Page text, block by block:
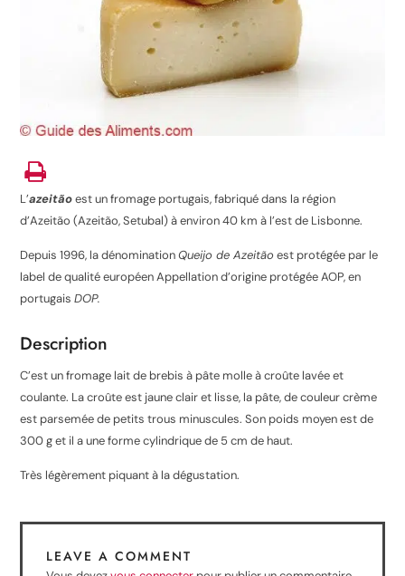
L’azeitãoest un fromage portugais, fabriqué dans la région
d’Azeitão (Azeitão, Setubal) à environ 40 km à l’est de Lisbonne.
Depuis 1996, la dénominationQueijo de Azeitão est protégée par le
label de qualité européen Appellation d’origine protégée AOP, en
portugaisDOP.
Description
C’est un fromage lait de brebis à pâte molle à croûte lavée et
coulante. La croûte est jaune clair et lisse, la pâte, de couleur crème
est parsemée de petits trous minuscules. Son poids moyen est de
300 g et il a une forme cylindrique de 5 cm de haut.
Très légèrement piquant à la dégustation.
LEAVE A COMMENT